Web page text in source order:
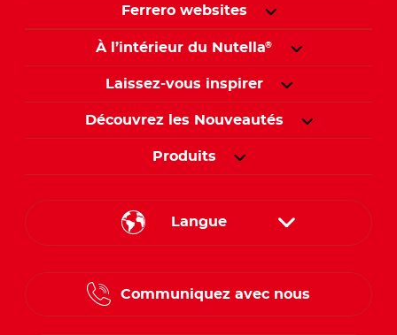
Ferrero websites
À l’intérieur du Nutella®
Laissez-vous inspirer
Découvrez les Nouveautés
Produits
Langue
Communiquez avec nous